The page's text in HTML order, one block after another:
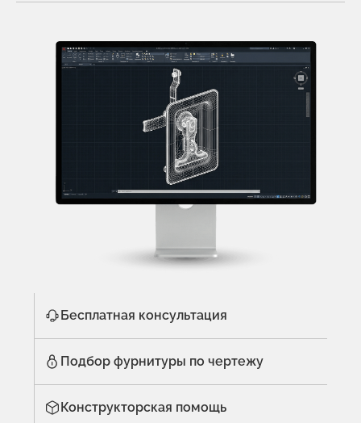
Бесплатная консультация
Подбор фурнитуры по чертежу
Конструкторская помощь